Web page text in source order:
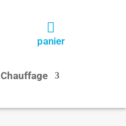

panier
Chauffage